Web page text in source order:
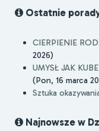
Ostatnie
CIERPIENIE
2026)
UMYSŁ JAK
(Pon, 16 marca
Sztuka
Najnowsze w